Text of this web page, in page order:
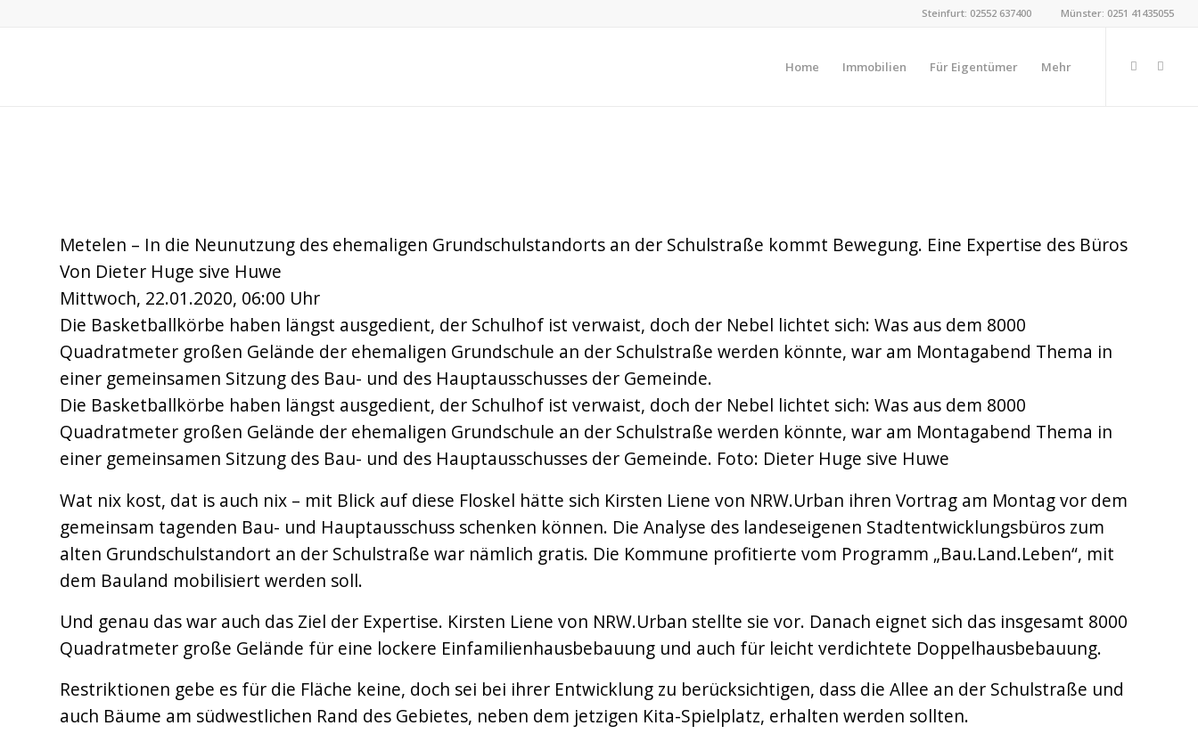
Steinfurt: 02552 637400 Münster: 0251 41435055
Home Immobilien Für Eigentümer Mehr
Metelen – In die Neunutzung des ehemaligen Grundschulstandorts an der Schulstraße kommt Bewegung. Eine Expertise des Büros
Von Dieter Huge sive Huwe
Mittwoch, 22.01.2020, 06:00 Uhr
Die Basketballkörbe haben längst ausgedient, der Schulhof ist verwaist, doch der Nebel lichtet sich: Was aus dem 8000
Quadratmeter großen Gelände der ehemaligen Grundschule an der Schulstraße werden könnte, war am Montagabend Thema in
einer gemeinsamen Sitzung des Bau- und des Hauptausschusses der Gemeinde.
Die Basketballkörbe haben längst ausgedient, der Schulhof ist verwaist, doch der Nebel lichtet sich: Was aus dem 8000
Quadratmeter großen Gelände der ehemaligen Grundschule an der Schulstraße werden könnte, war am Montagabend Thema in
einer gemeinsamen Sitzung des Bau- und des Hauptausschusses der Gemeinde. Foto: Dieter Huge sive Huwe
Wat nix kost, dat is auch nix – mit Blick auf diese Floskel hätte sich Kirsten Liene von NRW.Urban ihren Vortrag am Montag vor dem
gemeinsam tagenden Bau- und Hauptausschuss schenken können. Die Analyse des landeseigenen Stadtentwicklungsbüros zum
alten Grundschulstandort an der Schulstraße war nämlich gratis. Die Kommune profitierte vom Programm „Bau.Land.Leben“, mit
dem Bauland mobilisiert werden soll.
Und genau das war auch das Ziel der Expertise. Kirsten Liene von NRW.Urban stellte sie vor. Danach eignet sich das insgesamt 8000
Quadratmeter große Gelände für eine lockere Einfamilienhausbebauung und auch für leicht verdichtete Doppelhausbebauung.
Restriktionen gebe es für die Fläche keine, doch sei bei ihrer Entwicklung zu berücksichtigen, dass die Allee an der Schulstraße und
auch Bäume am südwestlichen Rand des Gebietes, neben dem jetzigen Kita-Spielplatz, erhalten werden sollten.